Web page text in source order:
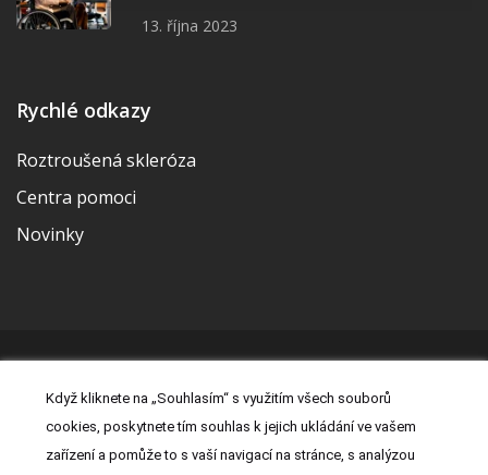
13. října 2023
Rychlé odkazy
Roztroušená skleróza
Centra pomoci
Novinky
Právní prohlášení|Prohlášení o cookies|Nastavení cookies
Kontakt|Zásady zpracování osobních údajů
Když kliknete na „Souhlasím“ s využitím všech souborů
cookies, poskytnete tím souhlas k jejich ukládání ve vašem
zařízení a pomůže to s vaší navigací na stránce, s analýzou